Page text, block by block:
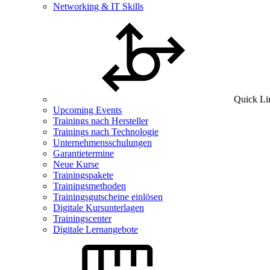
Networking & IT Skills
Quick
Upcoming Events
Trainings nach Hersteller
Trainings nach Technologie
Unternehmensschulungen
Garantietermine
Neue Kurse
Trainingspakete
Trainingsmethoden
Trainingsgutscheine einlösen
Digitale Kursunterlagen
Trainingscenter
Digitale Lernangebote